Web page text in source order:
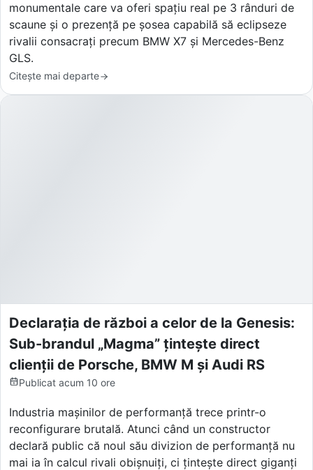
monumentale care va oferi spațiu real pe 3 rânduri de
scaune și o prezență pe șosea capabilă să eclipseze
rivalii consacrați precum BMW X7 și Mercedes-Benz
GLS.
Citește mai departe
Declarația de război a celor de la Genesis:
Sub-brandul „Magma” țintește direct
clienții de Porsche, BMW M și Audi RS
Publicat acum 10 ore
Industria mașinilor de performanță trece printr-o
reconfigurare brutală. Atunci când un constructor
declară public că noul său divizion de performanță nu
mai ia în calcul rivali obișnuiți, ci țintește direct giganți